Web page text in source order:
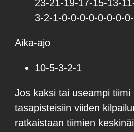
23-21-19-17-15-13-
3-2-1-0-0-0-0-0-0-0-
Aika-ajo
10-5-3-2-1
Jos kaksi tai useampi tiimi
tasapisteisiin viiden
ratkaistaan tiimien